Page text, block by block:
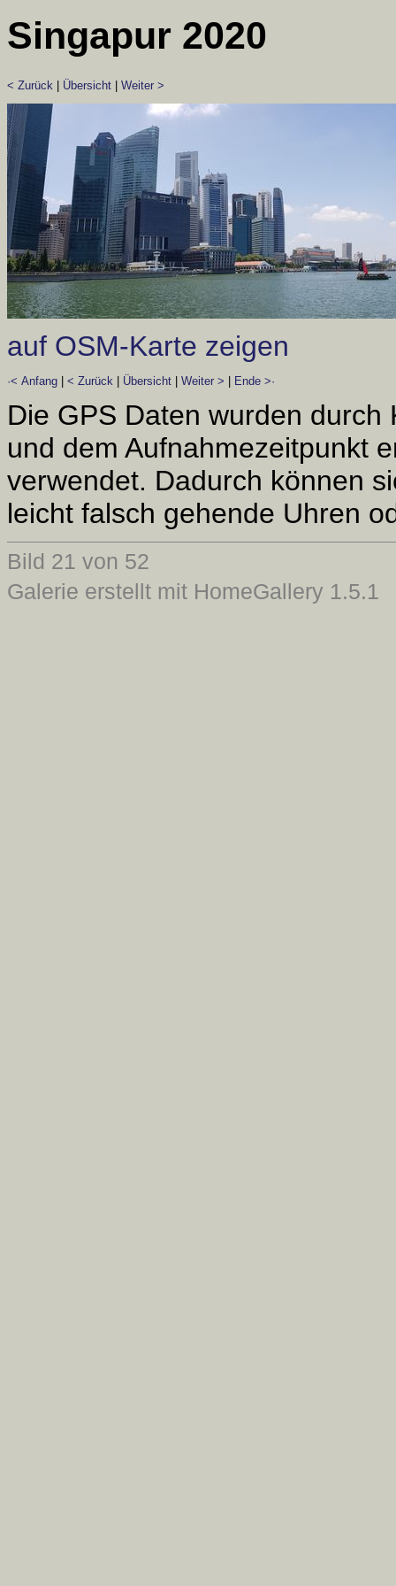
Singapur 2020
< Zurück Übersicht Weiter >
auf OSM-Karte zeigen
·< Anfang < Zurück Übersicht Weiter > Ende >·
Die GPS Daten wurden
und dem Aufnahmezeitpunkt
verwendet. Dadurch können
leicht falsch gehende Uhren
Bild 21 von 52
Galerie erstellt mit HomeGallery 1.5.1